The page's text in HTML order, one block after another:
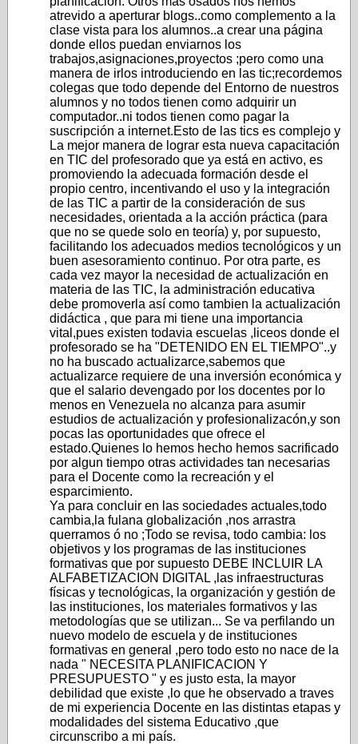
atrevido a aperturar blogs..como complemento a la
clase vista para los alumnos..a crear una página
donde ellos puedan enviarnos los
trabajos,asignaciones,proyectos ;pero como una
manera de irlos introduciendo en las tic;recordemos
colegas que todo depende del Entorno de nuestros
alumnos y no todos tienen como adquirir un
computador..ni todos tienen como pagar la
suscripción a internet.Esto de las tics es complejo y
La mejor manera de lograr esta nueva capacitación
en TIC del profesorado que ya está en activo, es
promoviendo la adecuada formación desde el
propio centro, incentivando el uso y la integración
de las TIC a partir de la consideración de sus
necesidades, orientada a la acción práctica (para
que no se quede solo en teoría) y, por supuesto,
facilitando los adecuados medios tecnológicos y un
buen asesoramiento continuo. Por otra parte, es
cada vez mayor la necesidad de actualización en
materia de las TIC, la administración educativa
debe promoverla así como tambien la actualización
didáctica , que para mi tiene una importancia
vital,pues existen todavia escuelas ,liceos donde el
profesorado se ha "DETENIDO EN EL TIEMPO"..y
no ha buscado actualizarce,sabemos que
actualizarce requiere de una inversión económica y
que el salario devengado por los docentes por lo
menos en Venezuela no alcanza para asumir
estudios de actualización y profesionalizacón,y son
pocas las oportunidades que ofrece el
estado.Quienes lo hemos hecho hemos sacrificado
por algun tiempo otras actividades tan necesarias
para el Docente como la recreación y el
esparcimiento.
Ya para concluir en las sociedades actuales,todo
cambia,la fulana globalización ,nos arrastra
querramos ó no ;Todo se revisa, todo cambia: los
objetivos y los programas de las instituciones
formativas que por supuesto DEBE INCLUIR LA
ALFABETIZACION DIGITAL ,las infraestructuras
físicas y tecnológicas, la organización y gestión de
las instituciones, los materiales formativos y las
metodologías que se utilizan... Se va perfilando un
nuevo modelo de escuela y de instituciones
formativas en general ,pero todo esto no nace de la
nada " NECESITA PLANIFICACION Y
PRESUPUESTO " y es justo esta, la mayor
debilidad que existe ,lo que he observado a traves
de mi experiencia Docente en las distintas etapas y
modalidades del sistema Educativo ,que
circunscribo a mi país.